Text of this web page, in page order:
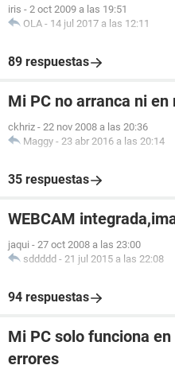
iris - 2 oct 2009 a las 19:51
OLA - 14 jul 2017 a las 12:11
89 respuestas
Mi PC no arranca ni en
ckhriz - 22 nov 2008 a las 20:36
Maggy - 23 abr 2016 a las 20:14
35 respuestas
WEBCAM
jaqui - 27 oct 2008 a las 23:00
sddddd - 21 jul 2015 a las 22:08
94 respuestas
Mi PC solo funciona
errores